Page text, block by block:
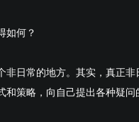
如何？
非日常的地方。其实，真正
策略，向自己提出各种疑问